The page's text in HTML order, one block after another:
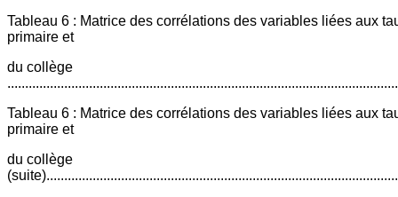
Tableau 6 : Matrice des corrélations des variables liées aux
primaire et
du collège
Tableau 6 : Matrice des corrélations des variables liées aux
primaire et
du collège